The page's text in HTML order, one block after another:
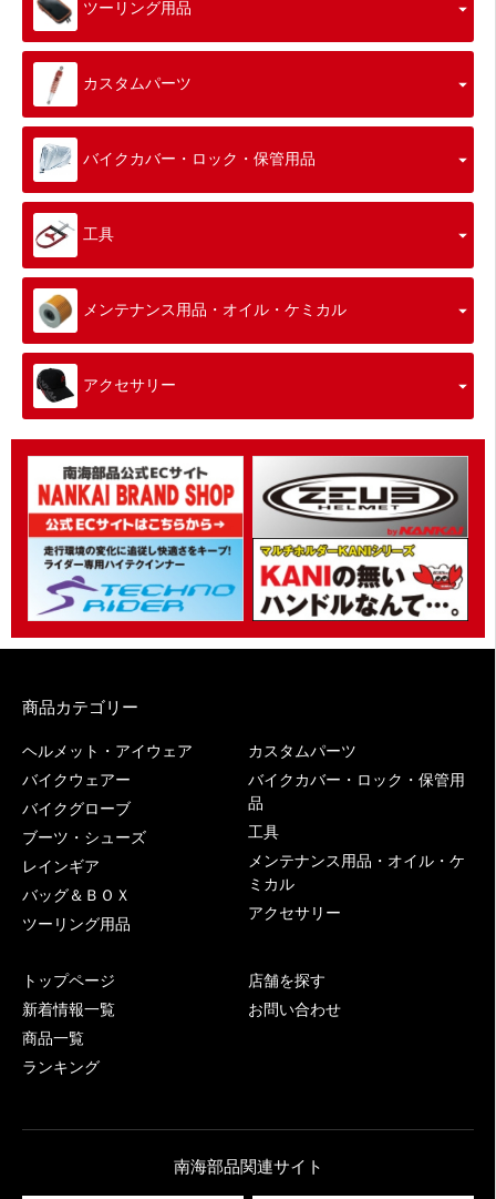
ツーリング用品
カスタムパーツ
バイクカバー・ロック・保管用品
工具
メンテナンス用品・オイル・ケミカル
アクセサリー
商品カテゴリー
ヘルメット・アイウェア
バイクウェアー
バイクグローブ
ブーツ・シューズ
レインギア
バッグ＆ＢＯＸ
ツーリング用品
カスタムパーツ
バイクカバー・ロック・保管用
品
工具
メンテナンス用品・オイル・ケ
ミカル
アクセサリー
トップページ
新着情報一覧
商品一覧
ランキング
店舗を探す
お問い合わせ
南海部品関連サイト